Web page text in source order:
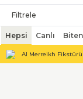
Filtrele
Hepsi Canlı Biten
Al Merreikh Fikstürü